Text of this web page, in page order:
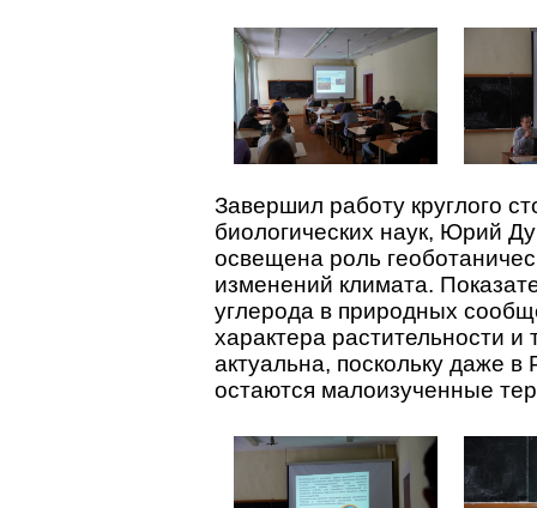
Завершил работу круглого
биологических наук, Юрий
освещена роль
изменений климата.
углерода в природных
характера растительности
актуальна, поскольку даже
остаются малоизученные